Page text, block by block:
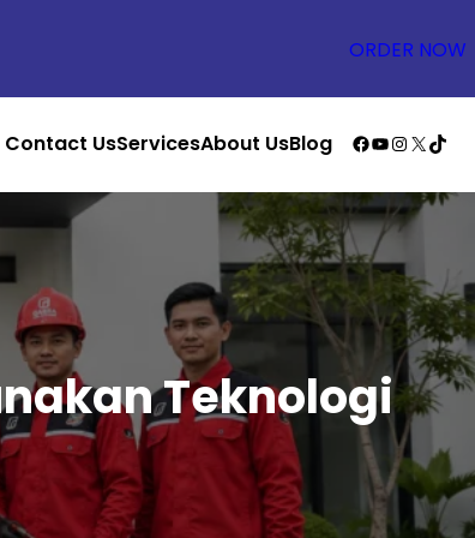
ORDER NOW
Contact UsServicesAbout UsBlog Facebook
YouTube
X
Teknologi